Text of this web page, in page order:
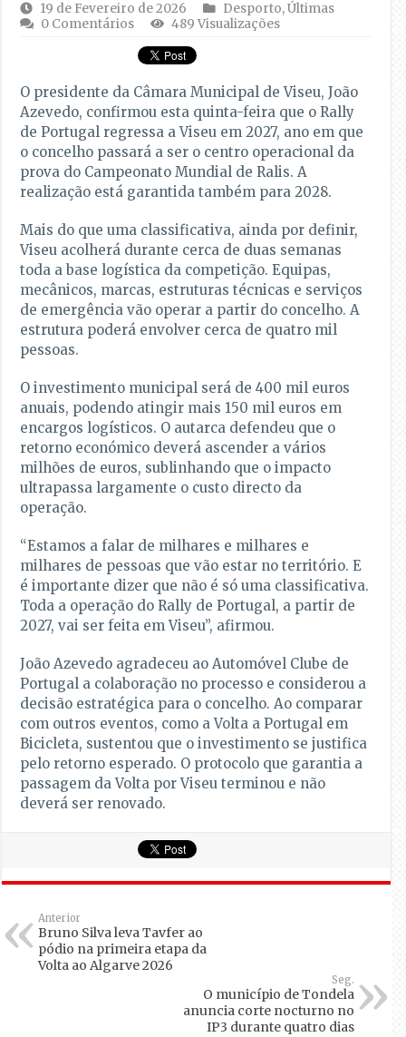
19 de Fevereiro de 2026 Desporto,Últimas
0 Comentários
489 Visualizações
O presidente da Câmara Municipal de Viseu, João
Azevedo, confirmou esta quinta-feira que o Rally
de Portugal regressa a Viseu em 2027, ano em que
o concelho passará a ser o centro operacional da
prova do Campeonato Mundial de Ralis. A
realização está garantida também para 2028.
Mais do que uma classificativa, ainda por definir,
Viseu acolherá durante cerca de duas semanas
toda a base logística da competição. Equipas,
mecânicos, marcas, estruturas técnicas e serviços
de emergência vão operar a partir do concelho. A
estrutura poderá envolver cerca de quatro mil
pessoas.
O investimento municipal será de 400 mil euros
anuais, podendo atingir mais 150 mil euros em
encargos logísticos. O autarca defendeu que o
retorno económico deverá ascender a vários
milhões de euros, sublinhando que o impacto
ultrapassa largamente o custo directo da
operação.
“Estamos a falar de milhares e milhares e
milhares de pessoas que vão estar no território. E
é importante dizer que não é só uma classificativa.
Toda a operação do Rally de Portugal, a partir de
2027, vai ser feita em Viseu”, afirmou.
João Azevedo agradeceu ao Automóvel Clube de
Portugal a colaboração no processo e considerou a
decisão estratégica para o concelho. Ao comparar
com outros eventos, como a Volta a Portugal em
Bicicleta, sustentou que o investimento se justifica
pelo retorno esperado. O protocolo que garantia a
passagem da Volta por Viseu terminou e não
deverá ser renovado.
Anterior
Bruno Silva leva Tavfer ao
pódio na primeira etapa da
Volta ao Algarve 2026
Seg.
O município de Tondela
anuncia corte nocturno no
IP3 durante quatro dias